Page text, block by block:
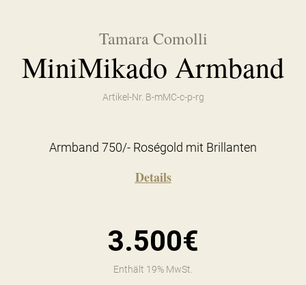
Tamara Comolli
MiniMikado Armband
Artikel-Nr. B-mMC-c-p-rg
Armband 750/- Roségold mit Brillanten
Details
3.500€
Enthält 19% MwSt.